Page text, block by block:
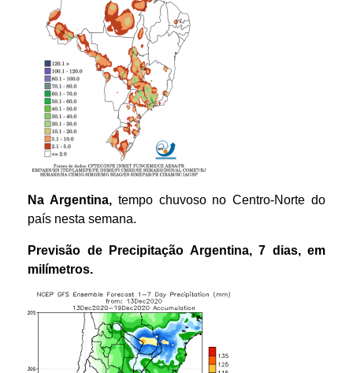
Na Argentina,tempo chuvoso no Centro-Norte do
país nesta semana.
Previsão de Precipitação Argentina, 7 dias, em
milímetros.